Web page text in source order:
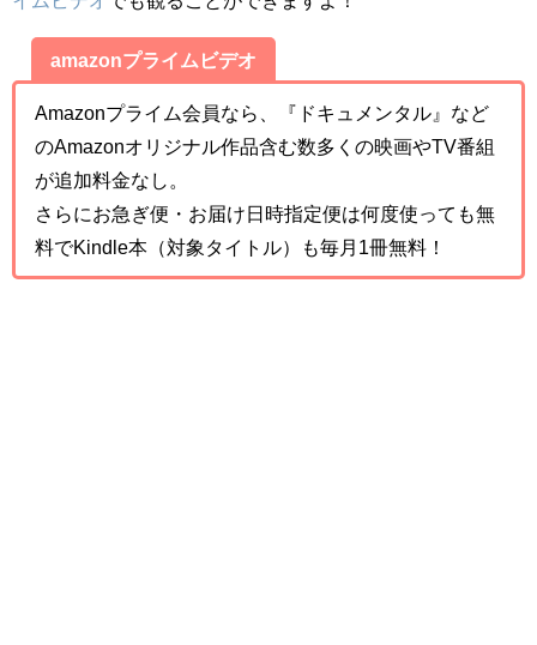
amazonプライムビデオ
Amazonプライム会員なら、『ドキュメンタル』など
のAmazonオリジナル作品含む数多くの映画やTV番組
が追加料金なし。
さらにお急ぎ便・お届け日時指定便は何度使っても無
料でKindle本（対象タイトル）も毎月1冊無料！